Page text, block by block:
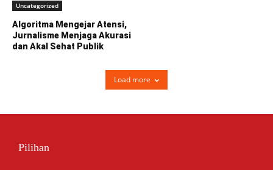
Uncategorized
Algoritma Mengejar Atensi,
Jurnalisme Menjaga Akurasi
dan Akal Sehat Publik
Load more
Pilihan